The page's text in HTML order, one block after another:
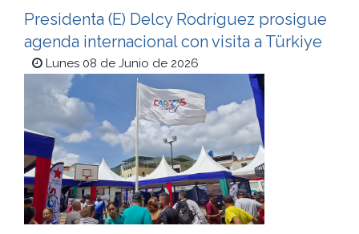
Presidenta (E) Delcy Rodríguez prosigue
agenda internacional con visita a Türkiye
Lunes 08 de Junio de 2026